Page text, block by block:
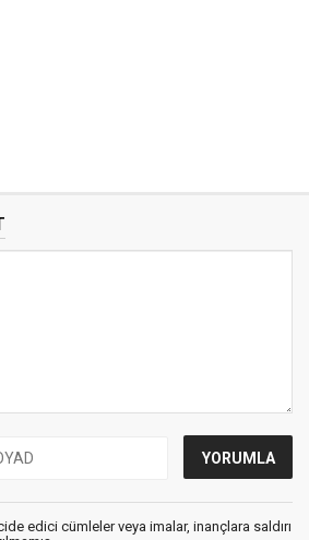
edici cümleler veya imalar, inançlara saldırı